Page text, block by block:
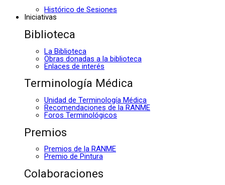
Histórico de Sesiones
Iniciativas
Biblioteca
La Biblioteca
Obras donadas a la biblioteca
Enlaces de interés
Terminología Médica
Unidad de Terminología Médica
Recomendaciones de la RANME
Foros Terminológicos
Premios
Premios de la RANME
Premio de Pintura
Colaboraciones